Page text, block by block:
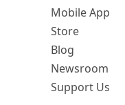
Mobile App
Store
Blog
Newsroom
Support Us